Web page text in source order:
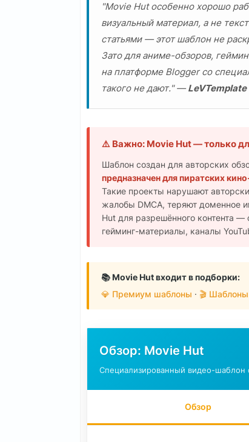
"Movie Hut особенно хорошо
визуальный материал, а не
статьями — этот шаблон не
Зато для аниме-обзоров,
на платформе Blogger со
такого не дают." — LeVTemplate
⚠️ Важно: Movie Hut — только
Шаблон создан для авторских
предназначен для пиратских
Такие проекты нарушают
жалобы DMCA, теряют доменное
Hut для разрешённого контента
гейминг-материалы, каналы
📚 Movie Hut входит в подборки:
💎 Премиум шаблоны · 🎬
Обзор: Movie Hut
Специализированный видео-шаблон
Обзор